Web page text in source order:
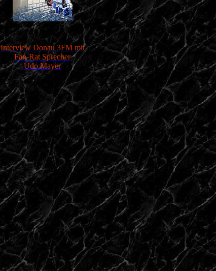
Interview Donau 3FM mit
Fan-Rat Sprecher
Udo Mayer